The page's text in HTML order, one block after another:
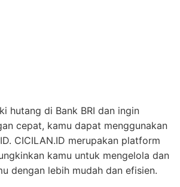
hutang di Bank BRI dan ingin
cepat, kamu dapat menggunakan
CICILAN.ID merupakan platform
kamu untuk mengelola dan
dengan lebih mudah dan efisien.